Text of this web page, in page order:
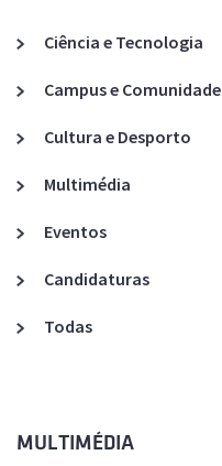
Ciência e Tecnologia
Campus e Comunidade
Cultura e Desporto
Multimédia
Eventos
Candidaturas
Todas
MULTIMÉDIA